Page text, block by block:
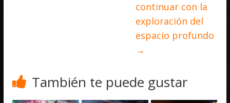
continuar con la
exploración del
espacio profundo
→
También te puede gustar